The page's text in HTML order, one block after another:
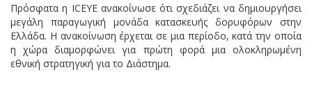
Πρόσφατα η ICEYE ανακοίνωσε ότι σχεδιάζει να δημιουργήσει
μεγάλη παραγωγική μονάδα κατασκευής δορυφόρων στην
Ελλάδα. Η ανακοίνωση έρχεται σε μια περίοδο, κατά την οποία
η χώρα διαμορφώνει για πρώτη φορά μια ολοκληρωμένη
εθνική στρατηγική για το Διάστημα.